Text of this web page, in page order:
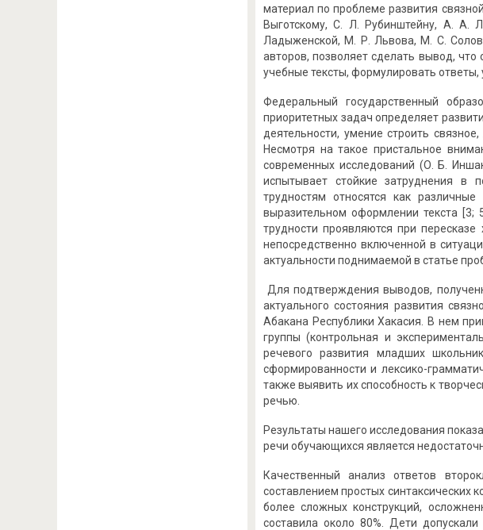
материал по проблеме развития
Выготскому, С. Л. Рубинштейну, А. А.
Ладыженской, М. Р. Львова, М. С.
авторов, позволяет сделать вывод,
учебные тексты, формулировать ответы,
Федеральный государственный
приоритетных задач определяет
деятельности, умение строить
Несмотря на такое пристальное
современных исследований (О. Б.
испытывает стойкие затруднения в
трудностям относятся как
выразительном оформлении текста
трудности проявляются при
непосредственно включенной в
актуальности поднимаемой в статье
Для подтверждения выводов,
актуального состояния развития
Абакана Республики Хакасия. В нем
группы (контрольная и
речевого развития младших
сформированности и лексико-
также выявить их способность к
речью.
Результаты нашего исследования
речи обучающихся является
Качественный анализ ответов
составлением простых синтаксических
более сложных конструкций,
составила около 80%. Дети